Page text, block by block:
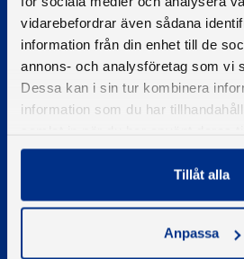
vidarebefordrar även sådana
information från din enhet till de
annons- och analysföretag som vi
Dessa kan i sin tur kombinera
information som du har
Tillåt alla
Anpassa
© 2026 - Svenska Båtunionen
Information om cookies
PIGMENT WEBBYRÅ
08-545 859 60